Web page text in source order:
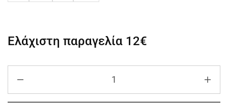
Ελάχιστη παραγελία 12€